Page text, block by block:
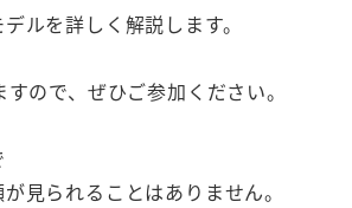
ルを詳しく解説します。
ので、ぜひご参加ください。
見られることはありません。